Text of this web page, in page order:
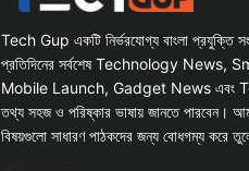
Tech Gup একটি নির্ভরযোগ্য বাংলা প্রযুক্তি
প্রতিদিনের সর্বশেষ Technology
Mobile Launch, Gadget News এবং
তথ্য সহজ ও পরিষ্কার ভাষায় জানতে পারবেন।
বিষয়গুলো সাধারণ পাঠকদের জন্য বোধগম্য করে